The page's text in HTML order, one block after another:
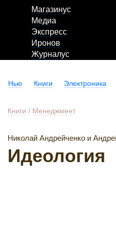
Магазинус
Медиа
Экспресс
Иронов
Журналус
Нью Книги Электроника
Книги / Менеджмент
Николай Андрейченко и
Идеология